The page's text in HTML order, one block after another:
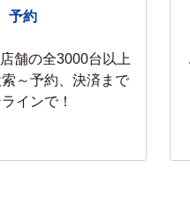
予約
舗の全3000台以上
～予約、決済まで
インで！